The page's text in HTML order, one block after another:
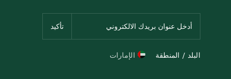
البلد / المنطقة الإمارات